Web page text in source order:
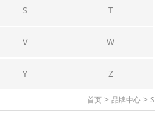
S T
V W
Y Z
首页 > 品牌中心 > S